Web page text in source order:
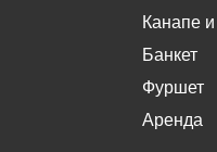
Канапе и
Банкет
Фуршет
Аренда